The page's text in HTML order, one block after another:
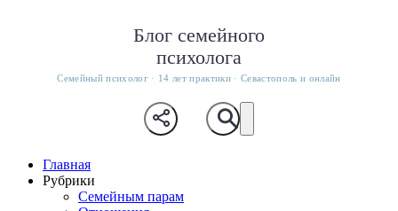
Блог семейного
психолога
Семейный психолог · 14 лет практики · Севастополь и онлайн
Главная
Рубрики
Семейным парам